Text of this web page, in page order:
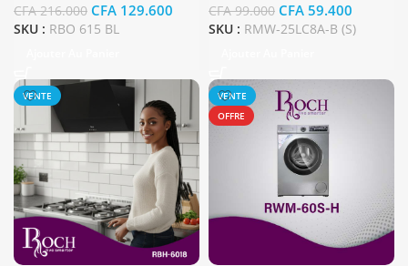
CFA216.000 CFA 129.600
SKU : RBO 615 BL
CFA99.000 CFA 59.400
SKU : RMW-25LC8A-B (S)
VENTE
VENTE
OFFRE